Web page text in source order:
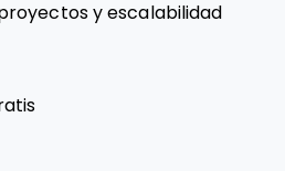
y escalabilidad